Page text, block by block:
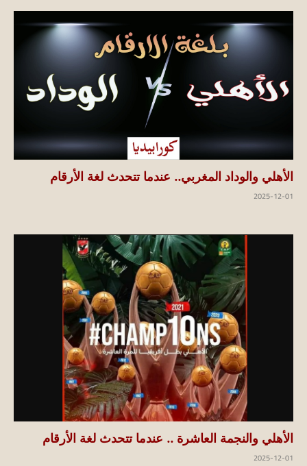
الأهلي والوداد المغربي.. عندما تتحدث لغة الأرقام
2025-12-01
الأهلي والنجمة العاشرة .. عندما تتحدث لغة الأرقام
2025-12-01